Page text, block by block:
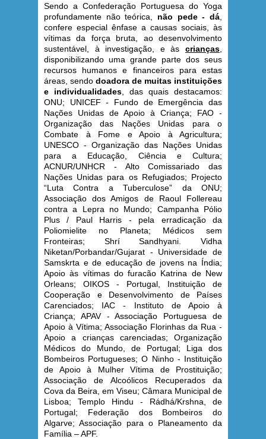
Sendo a Confederação Portuguesa do Yoga
profundamente não teórica, não pede - dá
confere especial ênfase a causas sociais, às
vítimas da força bruta, ao desenvolvimento
sustentável, à investigação, e às crianças
disponibilizando uma grande parte dos seus
recursos humanos e financeiros para estas
áreas, sendo doadora de muitas instituições
e individualidades , das quais destacamos:
ONU; UNICEF - Fundo de Emergência das
Nações Unidas de Apoio à Criança; FAO -
Organização das Nações Unidas para o
Combate à Fome e Apoio à Agricultura;
UNESCO - Organização das Nações Unidas
para a Educação, Ciência e Cultura;
ACNUR/UNHCR - Alto Comissariado das
Nações Unidas para os Refugiados; Projecto
“Luta Contra a Tuberculose” da ONU;
Associação dos Amigos de Raoul Follereau
contra a Lepra no Mundo; Campanha Pólio
Plus / Paul Harris - pela erradicação da
Poliomielite no Planeta; Médicos sem
Fronteiras; Shrí Sandhyani. Vidha
Niketan/Porbandar/Gujarat - Universidade de
Samskrta e de educação de jovens na Índia;
Apoio às vítimas do furacão Katrina de New
Orleans; OIKOS - Portugal, Instituição de
Cooperação e Desenvolvimento de Países
Carenciados; IAC - Instituto de Apoio à
Criança; APAV - Associação Portuguesa de
Apoio à Vítima; Associação Florinhas da Rua -
Apoio a crianças carenciadas; Organização
Médicos do Mundo, de Portugal; Liga dos
Bombeiros Portugueses; O Ninho - Instituição
de Apoio à Mulher Vítima de Prostituição;
Associação de Alcoólicos Recuperados da
Cova da Beira, em Viseu; Câmara Municipal de
Lisboa; Templo Hindu - Rádhá/Krshna, de
Portugal; Federação dos Bombeiros do
Algarve; Associação para o Planeamento da
Família – APF.